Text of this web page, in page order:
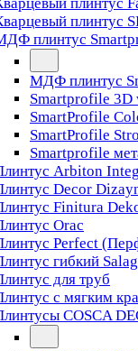
плинтус
плинтус
МДФ плинтус
Smartprofile 3D
SmartProfile
SmartProfile
Smartprofile
Arbiton
Decor
Finitura
Orac
Perfect
гибкий Salag
для труб
с мягким
COSCA